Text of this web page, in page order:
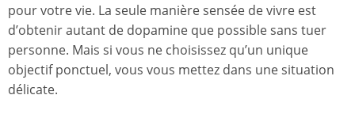
pour votre vie. La seule manière sensée de vivre est
d’obtenir autant de dopamine que possible sans tuer
personne. Mais si vous ne choisissez qu’un unique
objectif ponctuel, vous vous mettez dans une situation
délicate.